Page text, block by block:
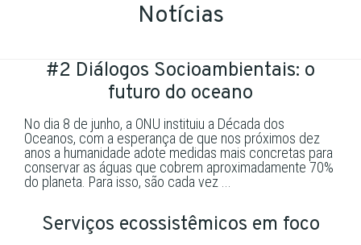
Notícias
#2 Diálogos Socioambientais: o
futuro do oceano
No dia 8 de junho, a ONU instituiu a Década dos
Oceanos, com a esperança de que nos próximos dez
anos a humanidade adote medidas mais concretas para
conservar as águas que cobrem aproximadamente 70%
do planeta. Para isso, são cada vez ...
Serviços ecossistêmicos em foco